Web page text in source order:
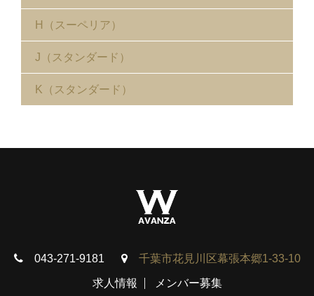
H（スーペリア）
J（スタンダード）
K（スタンダード）
043-271-9181 千葉市花見川区幕張本郷1-33-10
求人情報 メンバー募集